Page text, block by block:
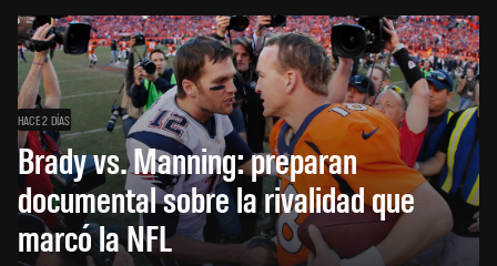
HACE 2 DÍAS
Brady vs. Manning: preparan
documental sobre la rivalidad que
marcó la NFL